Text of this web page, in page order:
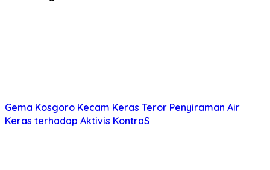
Gema Kosgoro Kecam Keras Teror Penyiraman Air
Keras terhadap Aktivis KontraS